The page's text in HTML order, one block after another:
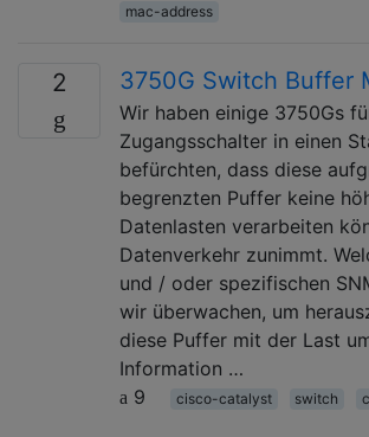
mac-address
2 3750G Switch Buffer
Wir haben einige 3750Gs
Zugangsschalter in einen
befürchten, dass diese
begrenzten Puffer keine
Datenlasten verarbeiten
Datenverkehr zunimmt.
und / oder spezifischen
wir überwachen, um
diese Puffer mit der Last
Information …
9
cisco-catalyst switch